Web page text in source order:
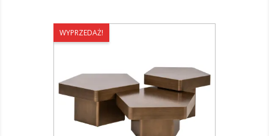
WYPRZEDAŻ!